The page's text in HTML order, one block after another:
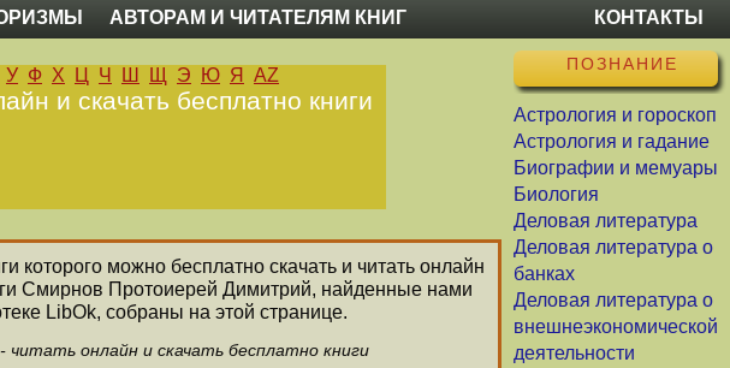
АВТОРАМ И ЧИТАТЕЛЯМ КНИГ КОНТАКТЫ
ПОЗНАНИЕ
Астрология и гороскоп
Астрология и гадание
Биографии и мемуары
Биология
Деловая литература
Деловая литература о
банках
Деловая литература о
внешнеэкономической
деятельности
У Ф Х Ц Ч Ш Щ Э Ю Я AZ
и скачать бесплатно книги
которого можно бесплатно скачать и читать онлайн
Смирнов Протоиерей Димитрий, найденные нами
LibOk, собраны на этой странице.
онлайн и скачать бесплатно книги